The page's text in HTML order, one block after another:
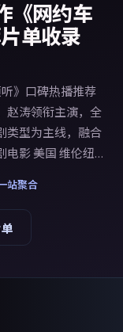
《网约车
单收录
》口碑热播推荐
赵涛领衔主演，全
类型为主线，融合
电影 美国 维伦纽
摄影与配乐上强
题策划的引用素
站聚合